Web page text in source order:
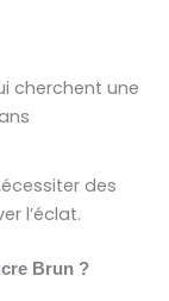
cherchent une
des
l’éclat.
Brun ?